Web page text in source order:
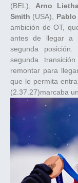
(BEL), Arno
Smith (USA),
ambición de OT,
antes de llegar a
segunda
segunda
remontar para
que le permita
(2.37.27)marcaba